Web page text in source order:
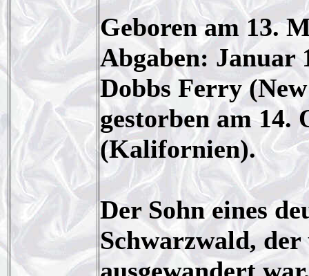
Geboren am 13.
Abgaben: Januar
Dobbs Ferry
gestorben am 14.
(Kalifornien).
Der Sohn eines
Schwarzwald,